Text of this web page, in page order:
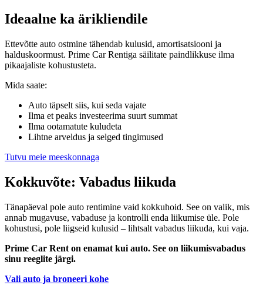
Ideaalne ka ärikliendile
Ettevõtte auto ostmine tähendab kulusid, amortisatsiooni ja
halduskoormust. Prime Car Rentiga säilitate paindlikkuse ilma
pikaajaliste kohustusteta.
Mida saate:
Auto täpselt siis, kui seda vajate
Ilma et peaks investeerima suurt summat
Ilma ootamatute kuludeta
Lihtne arveldus ja selged tingimused
Tutvu meie meeskonnaga
Kokkuvõte: Vabadus liikuda
Tänapäeval pole auto rentimine vaid kokkuhoid. See on valik, mis
annab mugavuse, vabaduse ja kontrolli enda liikumise üle. Pole
kohustusi, pole liigseid kulusid – lihtsalt vabadus liikuda, kui vaja.
Prime Car Rent on enamat kui auto. See on liikumisvabadus
sinu reeglite järgi.
Vali auto ja broneeri kohe